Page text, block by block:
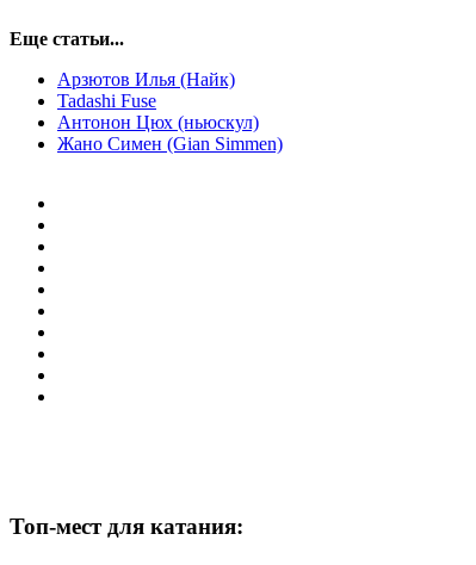
Еще статьи...
Арзютов Илья (Найк)
Tadashi Fuse
Антонон Цюх (ньюскул)
Жано Симен (Gian Simmen)
Топ-мест для катания: